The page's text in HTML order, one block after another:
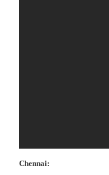
Chennai: